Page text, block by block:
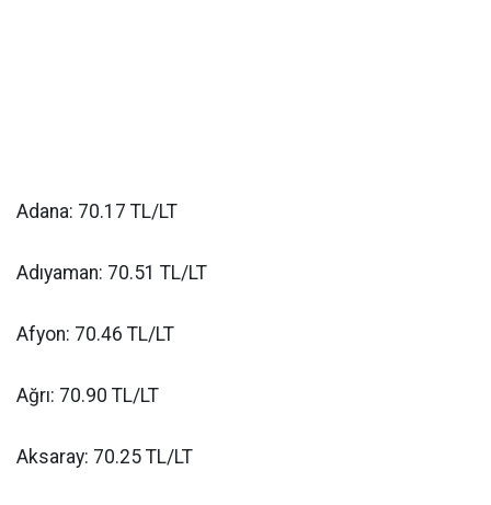
Adana: 70.17 TL/LT
Adıyaman: 70.51 TL/LT
Afyon: 70.46 TL/LT
Ağrı: 70.90 TL/LT
Aksaray: 70.25 TL/LT